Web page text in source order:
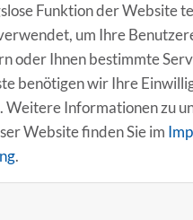
Funktion der Website
um Ihre
oder Ihnen bestimmte
benötigen wir Ihre
Informationen zu
Website finden Sie im
.